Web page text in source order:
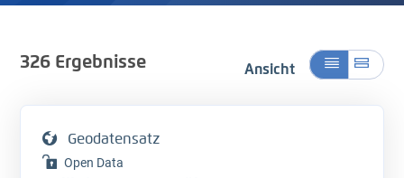
326Ergebnisse Ansicht
Geodatensatz
Open Data